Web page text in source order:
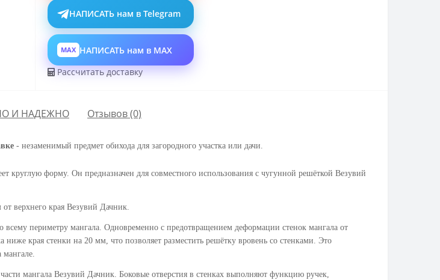
НАПИСАТЬ нам в Telegram
MAX НАПИСАТЬ нам в MAX
Рассчитать доставку
И НАДЕЖНО Отзывов (0)
- незаменимый предмет обихода для загородного участка или дачи.
круглую форму. Он предназначен для совместного использования с чугунной решёткой Везувий
верхнего края Везувий Дачник.
периметру мангала. Одновременно с предотвращением деформации стенок мангала от
края стенки на 20 мм, что позволяет разместить решётку вровень со стенками. Это
мангале.
мангала Везувий Дачник. Боковые отверстия в стенках выполняют функцию ручек,